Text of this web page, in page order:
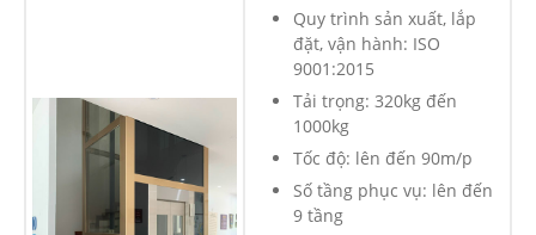
Quy trình sản xuất, lắp
đặt, vận hành: ISO
9001:2015
Tải trọng: 320kg đến
1000kg
Tốc độ: lên đến 90m/p
Số tầng phục vụ: lên đến
9 tầng